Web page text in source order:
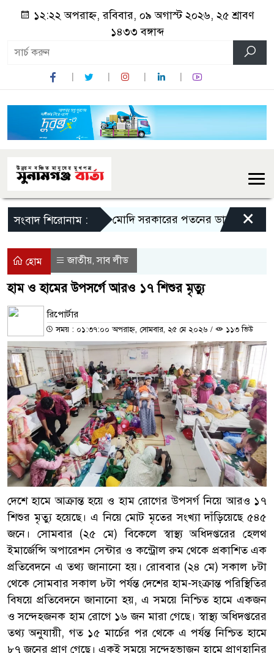
১২:২২ অপরাহ্ন, রবিবার, ০৯ অগাস্ট ২০২৬, ২৫ শ্রাবণ
১৪৩৩ বঙ্গাব্দ
সংবাদ শিরোনাম : মোদি সরকারের পতনের ডাক রাহুল×
হোম জাতীয়,সাব লীড
হাম ও হামের উপসর্গে আরও ১৭ শিশুর মৃত্যু
রিপোর্টার
সময় : ০১:৩৭:০০ অপরাহ্ন, সোমবার, ২৫ মে ২০২৬ / ১১৩ ভিউ
দেশে হামে আক্রান্ত হয়ে ও হাম রোগের উপসর্গ নিয়ে আরও ১৭
শিশুর মৃত্যু হয়েছে। এ নিয়ে মোট মৃতের সংখ্যা দাঁড়িয়েছে ৫৪৫
জনে। সোমবার (২৫ মে) বিকেলে স্বাস্থ্য অধিদপ্তরের হেলথ
ইমার্জেন্সি অপারেশন সেন্টার ও কন্ট্রোল রুম থেকে প্রকাশিত এক
প্রতিবেদনে এ তথ্য জানানো হয়। রোববার (২৪ মে) সকাল ৮টা
থেকে সোমবার সকাল ৮টা পর্যন্ত দেশের হাম-সংক্রান্ত পরিস্থিতির
বিষয়ে প্রতিবেদনে জানানো হয়, এ সময়ে নিশ্চিত হামে একজন
ও সন্দেহজনক হাম রোগে ১৬ জন মারা গেছে। স্বাস্থ্য অধিদপ্তরের
তথ্য অনুযায়ী, গত ১৫ মার্চের পর থেকে এ পর্যন্ত নিশ্চিত হামে
৮৭ জনের প্রাণ গেছে। একই সময়ে সন্দেহভাজন হামে প্রাণহানির